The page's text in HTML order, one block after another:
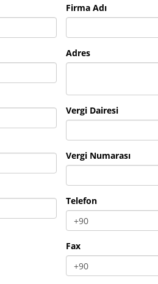
Firma Adı
Adres
Vergi Dairesi
Vergi Numarası
Telefon
Fax